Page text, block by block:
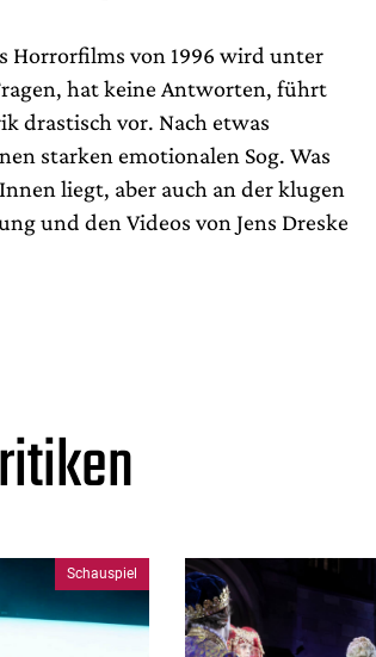
Horrorfilms von 1996 wird unter
hat keine Antworten, führt
drastisch vor. Nach etwas
starken emotionalen Sog. Was
liegt, aber auch an der klugen
und den Videos von Jens Dreske
Schauspiel